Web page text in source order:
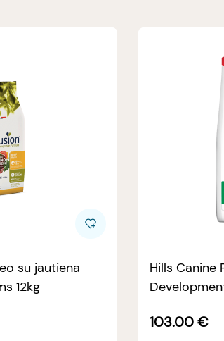
su jautiena
12kg
Hills Canine
103.00 €